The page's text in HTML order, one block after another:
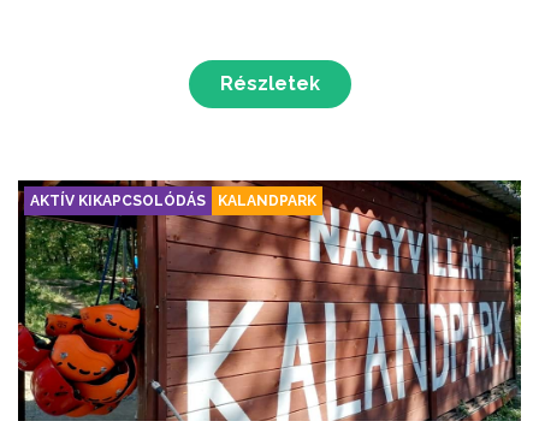
Részletek
AKTÍV KIKAPCSOLÓDÁS KALANDPARK